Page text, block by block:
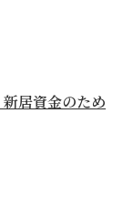
新居資金のため